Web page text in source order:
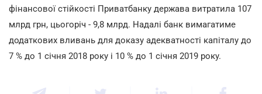
фінансової стійкості Приватбанку держава витратила 107
млрд грн, цьогоріч - 9,8 млрд. Надалі банк вимагатиме
додаткових вливань для доказу адекватності капіталу до
7 % до 1 січня 2018 року і 10 % до 1 січня 2019 року.